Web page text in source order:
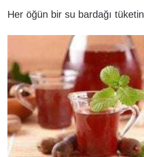
Her öğün bir su bardağı tüketin